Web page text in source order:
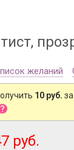
желаний
10 руб.
руб.